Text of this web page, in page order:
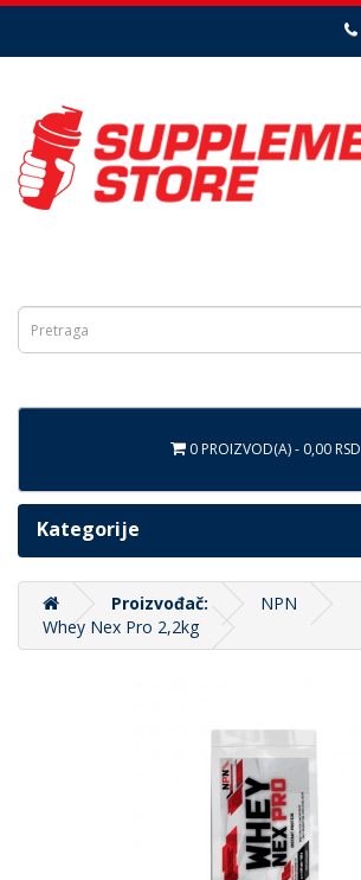
0 PROIZVOD(A) - 0,00 RSD
Kategorije
Proizvođač:
NPN
Whey Nex Pro 2,2kg